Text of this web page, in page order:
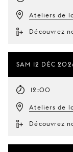
Ateliers de
Découvrez
SAM 12 DÉC
12:00
Ateliers de
Découvrez